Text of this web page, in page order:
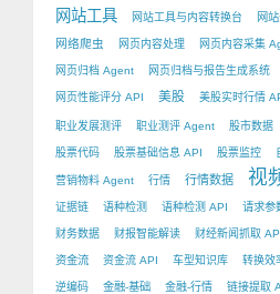
网站工具 网站工具与内容转换台 网
网络爬虫
网页内容处理 网页内容采集
网页归档 Agent 网页归档与报告生成系统
网页性能评分 API 美股 美股实时行情
职业发展测评 职业测评 Agent 股市数据
股票代码 股票基础信息 API 股票监控
营销物料 Agent 行情 行情数据 视
证据链 语种检测 语种检测 API 请求参
财务数据 财报智能解读 财经新闻抓取
资金流 资金流 API 车型知识库 转换效
逆编码 金融-基础 金融-行情 链接提取